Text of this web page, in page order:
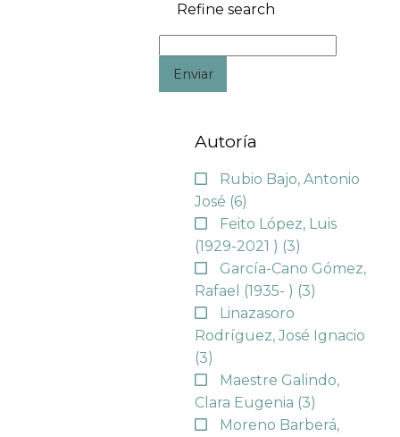
Refine search
Enviar
Autoría
Rubio Bajo, Antonio
José (6)
Feito López, Luis
(1929-2021 ) (3)
García-Cano Gómez,
Rafael (1935- ) (3)
Linazasoro
Rodríguez, José Ignacio
(3)
Maestre Galindo,
Clara Eugenia (3)
Moreno Barberá,